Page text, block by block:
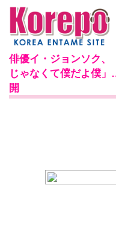
俳優イ・ジョンソク、
じゃなくて僕だよ僕
開